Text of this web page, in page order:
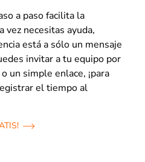
a paso facilita la
vez necesitas ayuda,
está a sólo un mensaje
invitar a tu equipo por
un simple enlace, ¡para
el tiempo al